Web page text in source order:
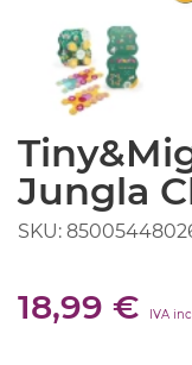
Jungla
SKU:
18,99 € IVA